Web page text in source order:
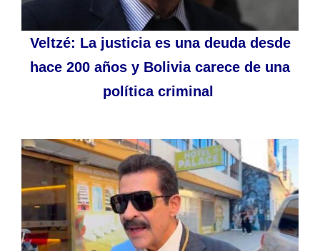
Veltzé: La justicia es una deuda desde
hace 200 años y Bolivia carece de una
política criminal